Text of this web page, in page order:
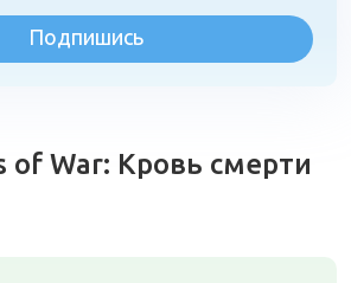
Подпишись
of War: Кровь смерти